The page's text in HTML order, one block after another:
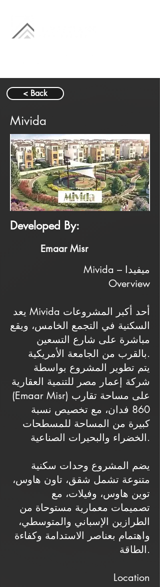
< Back
Mivida
Developed By:
Emaar Misr
Mivida – ميفيدا
Overview
يعد Mivida أحد أكبر المشروعات
السكنية في التجمع الخامس، ويقع
مباشرة على شارع التسعين
بالقرب من الجامعة الأمريكية.
يتم تطوير المشروع بواسطة
شركة إعمار مصر للتنمية العقارية
(Emaar Misr) على مساحة تقارب
860 فدان، مع تخصيص نسبة
كبيرة من المساحة للمسطحات
الخضراء والبحيرات الصناعية.
يضم المشروع وحدات سكنية
متنوعة تشمل شقق، تاون هاوس،
توين هاوس، وفيلات، مع
تصميمات معمارية مستوحاة من
الطرازين الإسباني والمتوسطي،
واهتمام بعناصر الاستدامة وكفاءة
الطاقة.
Location